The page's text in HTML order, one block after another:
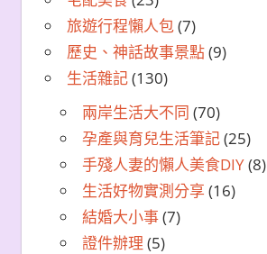
旅遊行程懶人包(7)
歷史、神話故事景點(9)
生活雜記(130)
兩岸生活大不同 (70)
孕產與育兒生活筆記(25)
手殘人妻的懶人美食DIY(8)
生活好物實測分享 (16)
結婚大小事(7)
證件辦理 (5)